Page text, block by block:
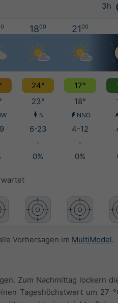
3h
1800 2100
24° 17°
23° 18°
N NNO
6-23 4-12
- -
0% 0%
Vorhersagen im MultiModel.
Zum Nachmittag lockern
Tageshöchstwert um 27